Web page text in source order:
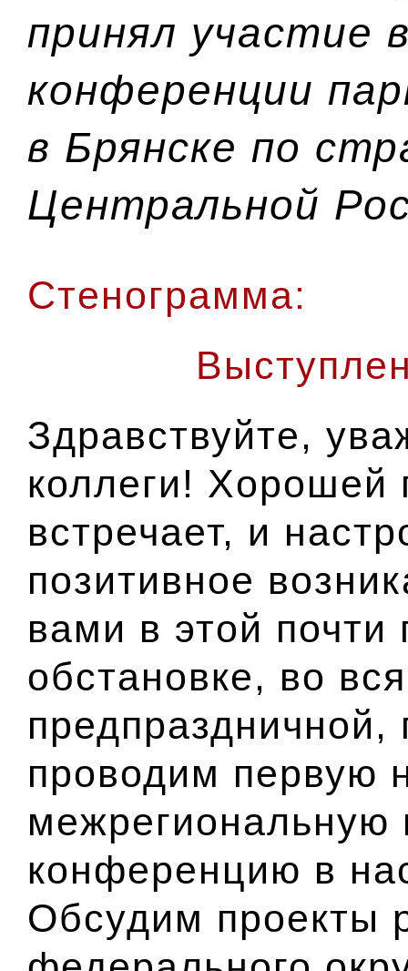
принял участие
конференции
в Брянске по
Центральной
Стенограмма:
Здравствуйте,
коллеги! Хорошей
встречает, и
позитивное
вами в этой почти
обстановке, во
проводим первую
межрегиональную
конференцию в
Обсудим проекты